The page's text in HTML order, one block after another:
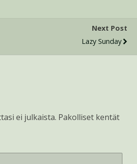
Next Post
Lazy Sunday
ei julkaista. Pakolliset kentät